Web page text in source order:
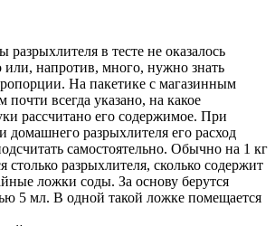
разрыхлителя в тесте не оказалось
напротив, много, нужно знать
На пакетике с магазинным
почти всегда указано, на какое
рассчитано его содержимое. При
домашнего разрыхлителя его расход
самостоятельно. Обычно на 1 кг
столько разрыхлителя, сколько содержит
ложки соды. За основу берутся
5 мл. В одной такой ложке помещается